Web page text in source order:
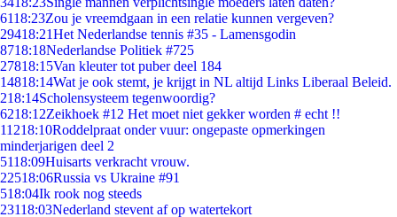
6118:23Zou je vreemdgaan in een relatie kunnen vergeven?
29418:21Het Nederlandse tennis #35 - Lamensgodin
8718:18Nederlandse Politiek #725
27818:15Van kleuter tot puber deel 184
14818:14Wat je ook stemt, je krijgt in NL altijd Links Liberaal Beleid.
218:14Scholensysteem tegenwoordig?
6218:12Zeikhoek #12 Het moet niet gekker worden # echt !!
11218:10Roddelpraat onder vuur: ongepaste opmerkingen
minderjarigen deel 2
5118:09Huisarts verkracht vrouw.
22518:06Russia vs Ukraine #91
518:04Ik rook nog steeds
23118:03Nederland stevent af op watertekort